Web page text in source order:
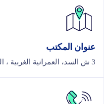
عنوان المكتب
3 ش السد، العمرانية الغربية ، الجيزة